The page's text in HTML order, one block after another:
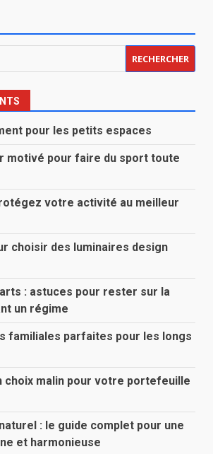
pour les petits espaces
motivé pour faire du sport toute
votre activité au meilleur
choisir des luminaires design
: astuces pour rester sur la
un régime
familiales parfaites pour les longs
choix malin pour votre portefeuille
: le guide complet pour une
et harmonieuse